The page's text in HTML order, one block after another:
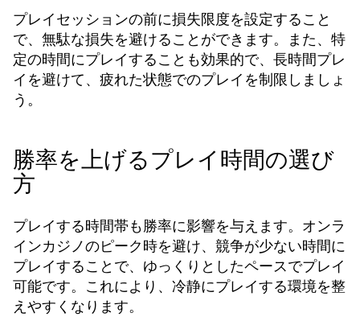
プレイセッションの前に損失限度を設定すること
で、無駄な損失を避けることができます。また、特
定の時間にプレイすることも効果的で、長時間プレ
イを避けて、疲れた状態でのプレイを制限しましょ
う。
勝率を上げるプレイ時間の選び
方
プレイする時間帯も勝率に影響を与えます。オンラ
インカジノのピーク時を避け、競争が少ない時間に
プレイすることで、ゆっくりとしたペースでプレイ
可能です。これにより、冷静にプレイする環境を整
えやすくなります。